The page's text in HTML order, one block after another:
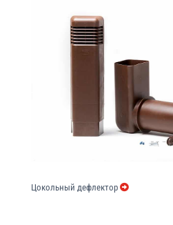
Цокольный дефлектор